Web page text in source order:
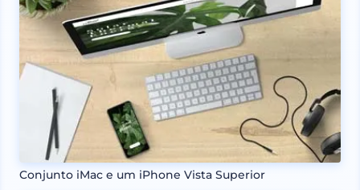
Conjunto iMac e um iPhone Vista Superior